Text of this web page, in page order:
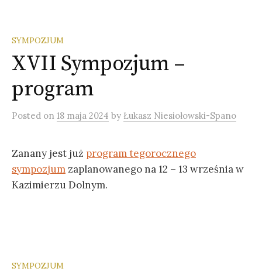
SYMPOZJUM
XVII Sympozjum –
program
Posted on 18 maja 2024 by Łukasz Niesiołowski-Spano
Zanany jest już program tegorocznego
sympozjum zaplanowanego na 12 – 13 września w
Kazimierzu Dolnym.
SYMPOZJUM